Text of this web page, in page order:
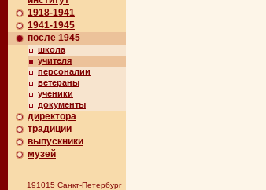
1918-1941
1941-1945
после 1945
школа
учителя
персоналии
ветераны
ученики
документы
директора
традиции
выпускники
музей
191015 Санкт-Петербург